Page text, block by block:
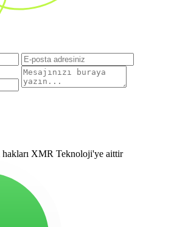
XMR Teknoloji'ye aittir